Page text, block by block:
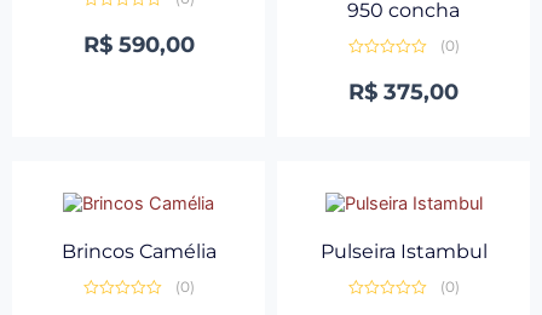
0
de
R$590,00
950 concha
0
de
(0)
R$ 375,00
Brincos Camélia
(0)
Pulseira Istambul
(0)